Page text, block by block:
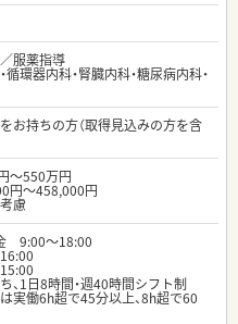
服薬指導
・循環器内科・腎臓内科・糖尿病内科・
お持ちの方（取得見込みの方を含
～550万円
円～458,000円
慮
9:00～18:00
、1日8時間・週40時間シフト制
実働6h超で45分以上、8h超で60